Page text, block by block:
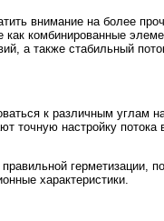
внимание на более
как комбинированные
а также стабильный
к различным углам
точную настройку потока
герметизации,
характеристики.